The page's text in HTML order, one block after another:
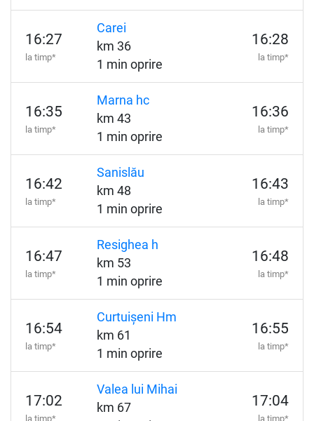
16:27
la timp*
Carei
km 36
1 min oprire
16:28
la timp*
16:35
la timp*
Marna hc
km 43
1 min oprire
16:36
la timp*
16:42
la timp*
Sanislău
km 48
1 min oprire
16:43
la timp*
16:47
la timp*
Resighea h
km 53
1 min oprire
16:48
la timp*
16:54
la timp*
Curtuișeni Hm
km 61
1 min oprire
16:55
la timp*
17:02
la timp*
Valea lui Mihai
km 67
17:04
la timp*